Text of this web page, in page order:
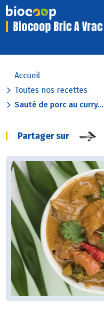
Biocoop Bric A Vrac
Accueil
Toutes nos recettes
Sauté de porc au curry...
Partager sur